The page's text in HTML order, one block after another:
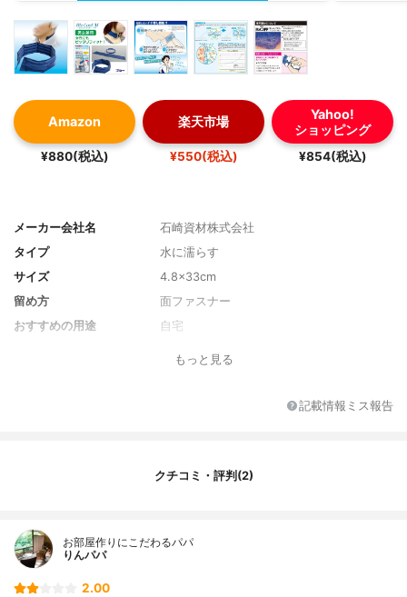
Amazon
¥880(税込)
楽天市場
¥550(税込)
Yahoo!
ショッピング
¥854(税込)
メーカー会社名
石崎資材株式会社
タイプ
水に濡らす
サイズ
4.8×33cm
留め方
面ファスナー
おすすめの用途
自宅
吸収性あり、手洗いのみOK
もっと見る
記載情報ミス報告
クチコミ・評判(2)
お部屋作りにこだわるパパ
りんパパ
2.00